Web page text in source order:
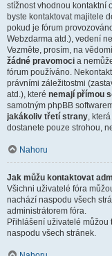
stížnost vhodnou kontaktní
byste kontaktovat majitele
pokud je fórum
Webzdarma atd.), vedení
Vezměte, prosím, na
žádné pravomoci a
fórum používáno.
právními záležitostmi
atd.), které nemají přímou
samotným phpBB
jakákoliv třetí strany,
dostanete pouze strohou,
Nahoru
Jak můžu kontaktovat
Všichni uživatelé fóra
nachází naspodu všech
administrátorem fóra.
Přihlášení uživatelé můžou
naspodu všech stránek.